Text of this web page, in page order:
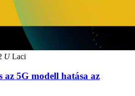
ULaci
az 5G modell hatása az